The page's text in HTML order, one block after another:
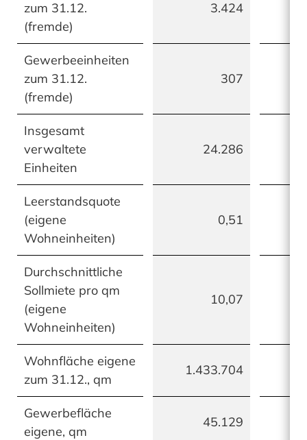
zum 31.12.
(fremde)
3.424
Gewerbeeinheiten
zum 31.12.
(fremde)
307
Insgesamt
verwaltete
Einheiten
24.286
Leerstandsquote
(eigene
Wohneinheiten)
0,51
Durchschnittliche
Sollmiete pro qm
(eigene
Wohneinheiten)
10,07
Wohnfläche eigene
zum 31.12., qm
1.433.704
Gewerbefläche
eigene, qm
45.129